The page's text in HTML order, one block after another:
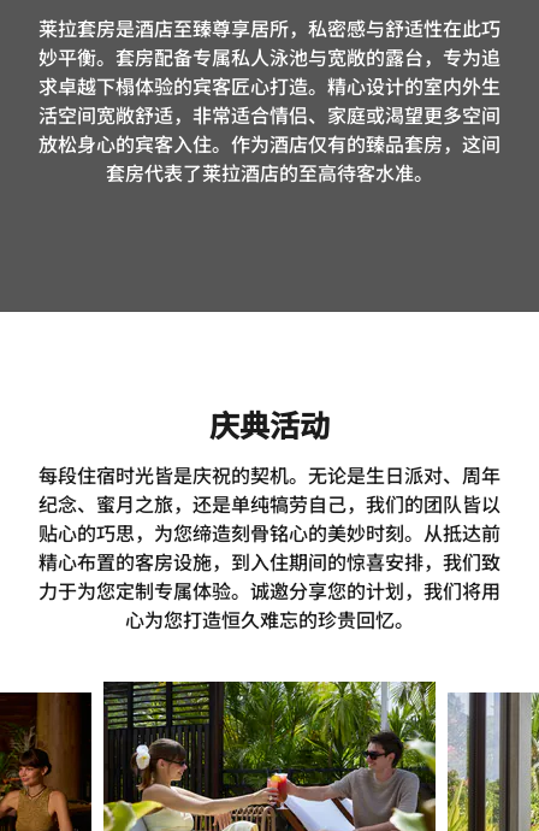
莱拉套房是酒店至臻尊享居所，私密感与舒适性在此巧
妙平衡。套房配备专属私人泳池与宽敞的露台，专为追
求卓越下榻体验的宾客匠心打造。精心设计的室内外生
活空间宽敞舒适，非常适合情侣、家庭或渴望更多空间
放松身心的宾客入住。作为酒店仅有的臻品套房，这间
套房代表了莱拉酒店的至高待客水准。
庆典活动
每段住宿时光皆是庆祝的契机。无论是生日派对、周年
纪念、蜜月之旅，还是单纯犒劳自己，我们的团队皆以
贴心的巧思，为您缔造刻骨铭心的美妙时刻。从抵达前
精心布置的客房设施，到入住期间的惊喜安排，我们致
力于为您定制专属体验。诚邀分享您的计划，我们将用
心为您打造恒久难忘的珍贵回忆。